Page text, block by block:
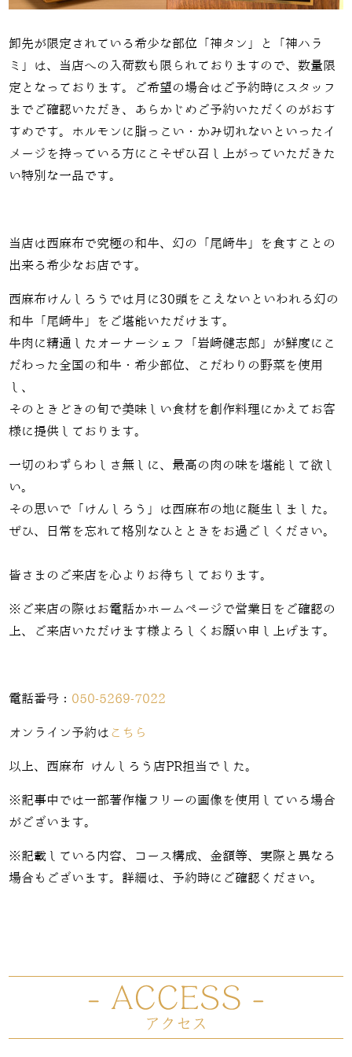
卸先が限定されている希少な部位「神タン」と「神ハラ
ミ」は、当店への入荷数も限られておりますので、数量限
定となっております。ご希望の場合はご予約時にスタッフ
までご確認いただき、あらかじめご予約いただくのがおす
すめです。ホルモンに脂っこい・かみ切れないといったイ
メージを持っている方にこそぜひ召し上がっていただきた
い特別な一品です。
当店は西麻布で究極の和牛、幻の「尾崎牛」を食すことの
出来る希少なお店です。
西麻布けんしろうでは月に30頭をこえないといわれる幻の
和牛「尾崎牛」をご堪能いただけます。
牛肉に精通したオーナーシェフ「岩崎健志郎」が鮮度にこ
だわった全国の和牛・希少部位、こだわりの野菜を使用
し、
そのときどきの旬で美味しい食材を創作料理にかえてお客
様に提供しております。
一切のわずらわしさ無しに、最高の肉の味を堪能して欲し
い。
その思いで「けんしろう」は西麻布の地に誕生しました。
ぜひ、日常を忘れて格別なひとときをお過ごしください。
皆さまのご来店を心よりお待ちしております。
※ご来店の際はお電話かホームページで営業日をご確認の
上、ご来店いただけます様よろしくお願い申し上げます。
電話番号： 050-5269-7022
オンライン予約は こちら
以上、西麻布 けんしろう店PR担当でした。
※記事中では一部著作権フリーの画像を使用している場合
がございます。
※記載している内容、コース構成、金額等、実際と異なる
場合もございます。詳細は、予約時にご確認ください。